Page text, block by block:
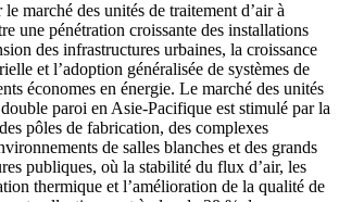
marché des unités de traitement d’air à
une pénétration croissante des installations
des infrastructures urbaines, la croissance
et l’adoption généralisée de systèmes de
économes en énergie. Le marché des unités
paroi en Asie-Pacifique est stimulé par la
pôles de fabrication, des complexes
de salles blanches et des grands
publiques, où la stabilité du flux d’air, les
thermique et l’amélioration de la qualité de